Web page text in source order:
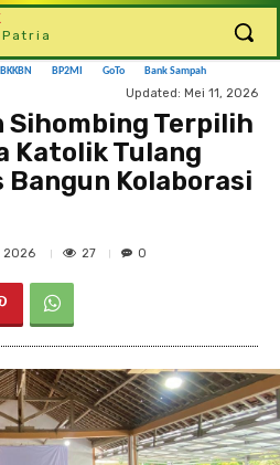
BKKBN BP2MI GoTo Bank Sampah
Updated: Mei 11, 2026
Sihombing Terpilih
Katolik Tulang
Bangun Kolaborasi
2026 27 0